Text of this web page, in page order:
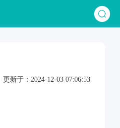
更新于：2024-12-03 07:06:53